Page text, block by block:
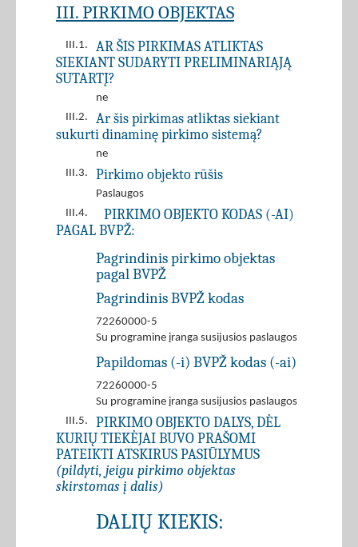
III. PIRKIMO OBJEKTAS
III.1.
AR ŠIS PIRKIMAS ATLIKTAS
SIEKIANT SUDARYTI PRELIMINARIĄJĄ
SUTARTĮ?
ne
III.2.
Ar šis pirkimas atliktas siekiant
sukurti dinaminę pirkimo sistemą?
ne
III.3.
Pirkimo objekto rūšis
Paslaugos
III.4.
PIRKIMO OBJEKTO KODAS (-AI)
PAGAL BVPŽ:
Pagrindinis pirkimo objektas
pagal BVPŽ
Pagrindinis BVPŽ kodas
72260000-5
Su programine įranga susijusios paslaugos
Papildomas (-i) BVPŽ kodas (-ai)
72260000-5
Su programine įranga susijusios paslaugos
III.5.
PIRKIMO OBJEKTO DALYS, DĖL
KURIŲ TIEKĖJAI BUVO PRAŠOMI
PATEIKTI ATSKIRUS PASIŪLYMUS
(pildyti, jeigu pirkimo objektas
skirstomas į dalis)
DALIŲ KIEKIS: